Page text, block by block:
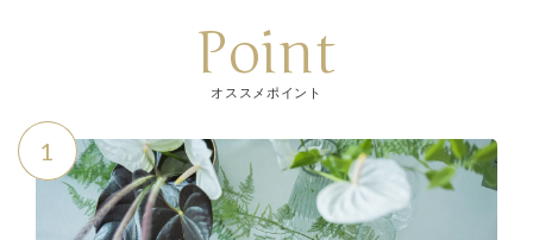
Point
オススメポイント
1